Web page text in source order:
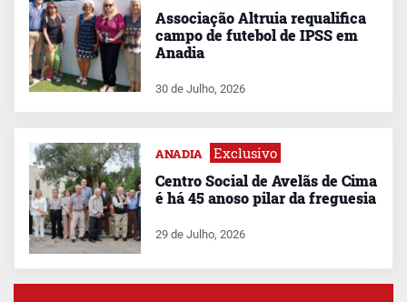
Associação Altruia requalifica
campo de futebol de IPSS em
Anadia
30 de Julho, 2026
ANADIA Exclusivo
Centro Social de Avelãs de Cima
é há 45 anoso pilar da freguesia
29 de Julho, 2026